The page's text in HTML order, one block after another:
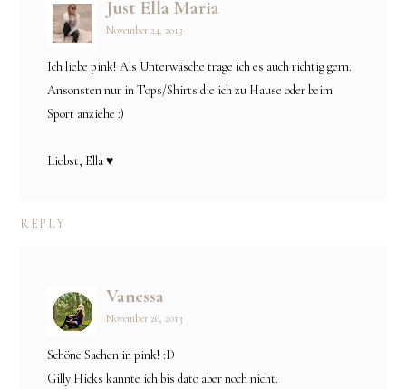
Just Ella Maria
November 24, 2013
Ich liebe pink! Als Unterwäsche trage ich es auch richtig gern.
Ansonsten nur in Tops/Shirts die ich zu Hause oder beim
Sport anziehe :)
Liebst, Ella ♥
REPLY
Vanessa
November 26, 2013
Schöne Sachen in pink! :D
Gilly Hicks kannte ich bis dato aber noch nicht.